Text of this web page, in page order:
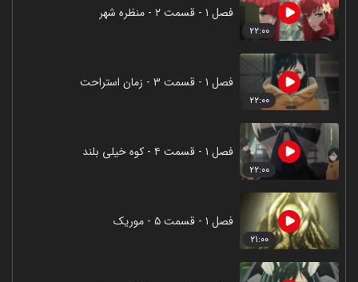
۲۲:۰۰
فصل ۱ - قسمت ۲ - منظره شهر
۲۲:۰۰
فصل ۱ - قسمت ۳ - زمان استراحت
۲۲:۰۰
فصل ۱ - قسمت ۴ - کوه خیلی بلند
۲۱:۰۰
فصل ۱ - قسمت ۵ - موریک